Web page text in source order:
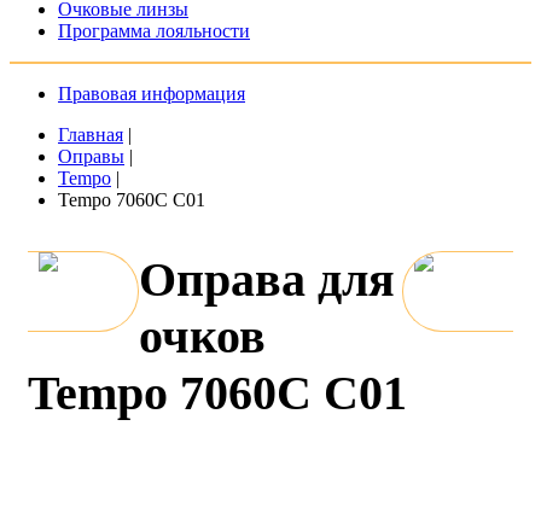
Очковые линзы
Программа лояльности
Правовая информация
Главная |
Оправы |
Tempo |
Tempo 7060C C01
Оправа для
очков
Tempo 7060C C01